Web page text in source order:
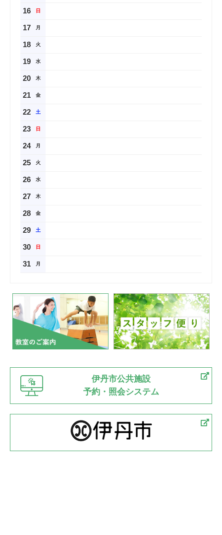
16 日
17 月
18 火
19 水
20 木
21 金
22 土
23 日
24 月
25 火
26 水
27 木
28 金
29 土
30 日
31 月
伊丹市公共施設
予約・照会システム